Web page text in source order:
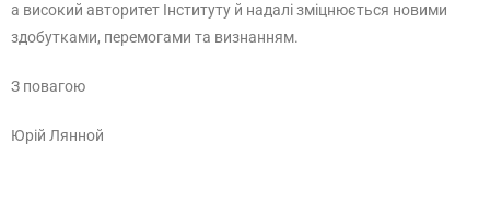
а високий авторитет Інституту й надалі зміцнюється новими
здобутками, перемогами та визнанням.
З повагою
Юрій Лянной